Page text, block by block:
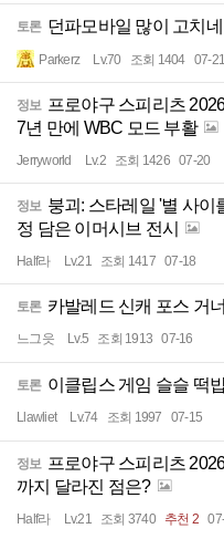
토론 던파모바일 많이 고치네
Parkerz Lv.70 조회 1404 07-21
정보 프로야구 스피리츠
7년 만에 WBC 모드 부활
Jerryworld Lv.2 조회 1426 07-20
정보 붕괴: 스타레일 '별 사이
정 담은 이머시브 전시
Half라 Lv.21 조회 1417 07-18
토론 카발레드 신캐 포스 거
느그읏 Lv.5 조회 1913 07-16
토론 이클립스 게임 슬슬 떡
Llawliet Lv.74 조회 1997 07-15
정보 프로야구 스피리츠
까지 달라진 점은?
Half라 Lv.21 조회 3740 추천 2